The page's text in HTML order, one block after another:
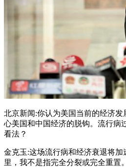
北京新闻:你认为美国当前的经济发
心美国和中国经济的脱钩。流行病
看法？
金克玉:这场流行病和经济衰退将
里，我不是指完全分裂或完全重置